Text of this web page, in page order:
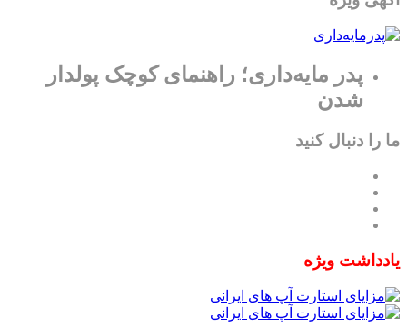
پدر مایه‌داری؛ راهنمای کوچک پولدار
شدن
ما را دنبال کنید
یادداشت ویژه